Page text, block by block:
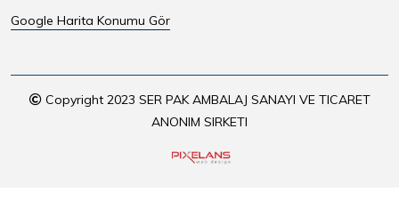
Google Harita Konumu Gör
Copyright 2023 SER PAK AMBALAJ SANAYI VE TICARET
ANONIM SIRKETI